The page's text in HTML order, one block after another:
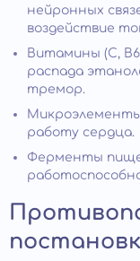
нейронных
воздействие
Витамины (С,
распада
тремор.
Микроэлементы
работу сердца.
Ферменты